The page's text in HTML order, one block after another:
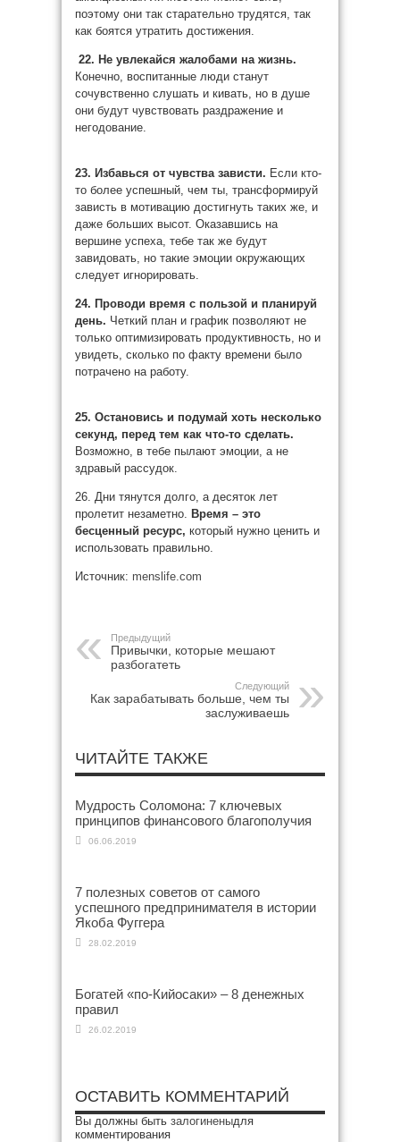
поэтому они так старательно трудятся, так
как боятся утратить достижения.
22. Не увлекайся жалобами на жизнь.
Конечно, воспитанные люди станут
сочувственно слушать и кивать, но в душе
они будут чувствовать раздражение и
негодование.
23. Избавься от чувства зависти. Если кто-
то более успешный, чем ты, трансформируй
зависть в мотивацию достигнуть таких же, и
даже больших высот. Оказавшись на
вершине успеха, тебе так же будут
завидовать, но такие эмоции окружающих
следует игнорировать.
24. Проводи время с пользой и планируй
день. Четкий план и график позволяют не
только оптимизировать продуктивность, но и
увидеть, сколько по факту времени было
потрачено на работу.
25. Остановись и подумай хоть несколько
секунд, перед тем как что-то сделать.
Возможно, в тебе пылают эмоции, а не
здравый рассудок.
26. Дни тянутся долго, а десяток лет
пролетит незаметно. Время – это
бесценный ресурс, который нужно ценить и
использовать правильно.
Источник: menslife.com
Предыдущий
Привычки, которые мешают
разбогатеть
Следующий
Как зарабатывать больше, чем ты
заслуживаешь
ЧИТАЙТЕ ТАКЖЕ
Мудрость Соломона: 7 ключевых
принципов финансового благополучия
06.06.2019
7 полезных советов от самого
успешного предпринимателя в истории
Якоба Фуггера
28.02.2019
Богатей «по-Кийосаки» – 8 денежных
правил
26.02.2019
ОСТАВИТЬ КОММЕНТАРИЙ
Вы должны быть залогиненыдля
комментирования